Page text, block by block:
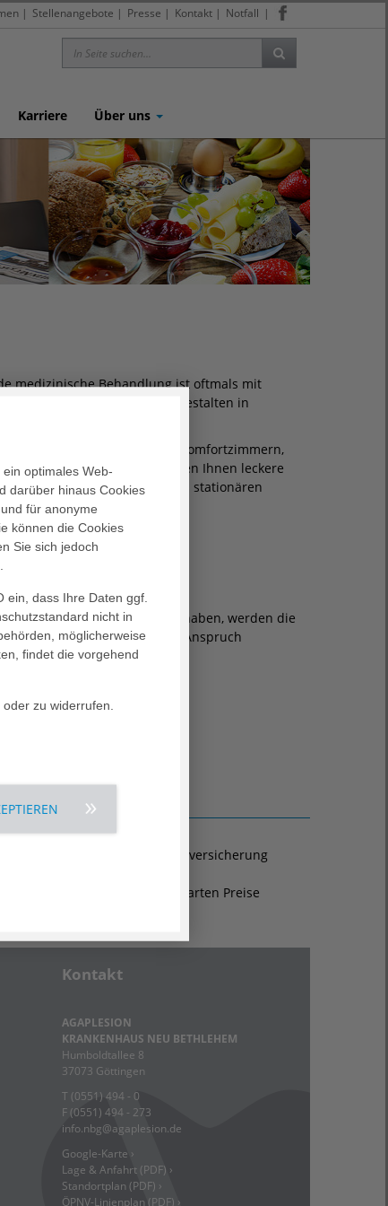
|
| Stellenangebote | Presse | Kontakt | Notfall
Karriere Über uns
medizinische Behandlung ist oftmals mit
so angenehm wie möglich gestalten in
sind Sie in modernen Komfortzimmern,
Außerdem stehen Ihnen leckere
Sie täglich während Ihres stationären
Angebot für Sie ist.
Zweibettzimmers versichert haben, werden die
gern als Selbstzahler in Anspruch
und über keine private Zusatzversicherung
selbst.
vereinbarten Preise
Kontakt
AGAPLESION
KRANKENHAUS NEU BETHLEHEM
Humboldtallee 8
37073 Göttingen
T (0551) 494 - 0
F (0551) 494 - 273
info.nbg@agaplesion.de
Google-Karte ›
Lage & Anfahrt (PDF) ›
Standortplan (PDF) ›
ÖPNV-Linienplan (PDF) ›
ein optimales Web-
darüber hinaus Cookies
für anonyme
können die Cookies
Sie sich jedoch
ein, dass Ihre Daten ggf.
nicht in
möglicherweise
findet die vorgehend
zu widerrufen.